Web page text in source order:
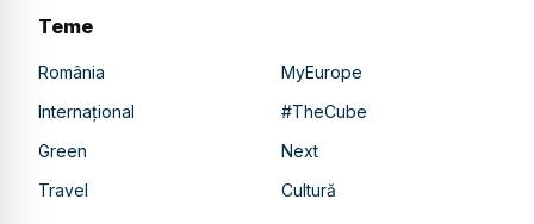
Teme
România
MyEurope
Internațional
#TheCube
Green
Next
Travel
Cultură